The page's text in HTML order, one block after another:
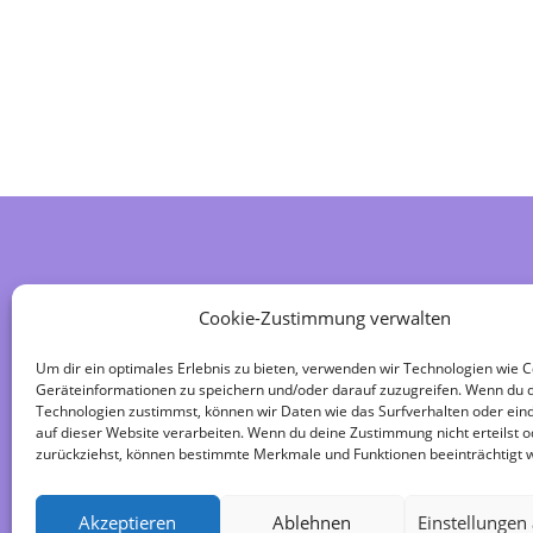
Cookie-Zustimmung verwalten
Um dir ein optimales Erlebnis zu bieten, verwenden wir Technologien wie
Geräteinformationen zu speichern und/oder darauf zuzugreifen. Wenn du
Technologien zustimmst, können wir Daten wie das Surfverhalten oder
auf dieser Website verarbeiten. Wenn du deine Zustimmung nicht erteilst
zurückziehst, können bestimmte Merkmale und Funktionen beeinträchtigt
Akzeptieren Ablehnen Einstellungen
Home
Impressum
Datenschutzerklärung
Kontakt | 036628 62353